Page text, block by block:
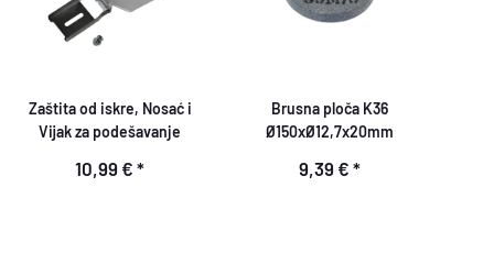
Zaštita od iskre, Nosać i
Vijak za podešavanje
10,99 € *
Brusna ploča K36
Ø150xØ12,7x20mm
9,39 € *